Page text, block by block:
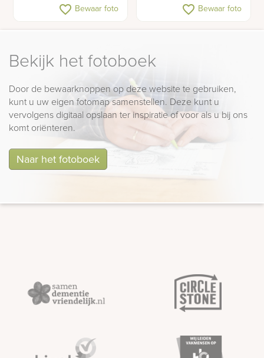
Kunst urnengraf
favorite_border Bewaar foto Gedenksteen
favorite_border Bewaar foto
Bekijk het fotoboek
Door de bewaarknoppen op deze website te gebruiken,
kunt u uw eigen fotomap samenstellen. Deze kunt u
vervolgens digitaal opslaan ter inspiratie of voor als u bij ons
komt oriënteren.
Naar het fotoboek